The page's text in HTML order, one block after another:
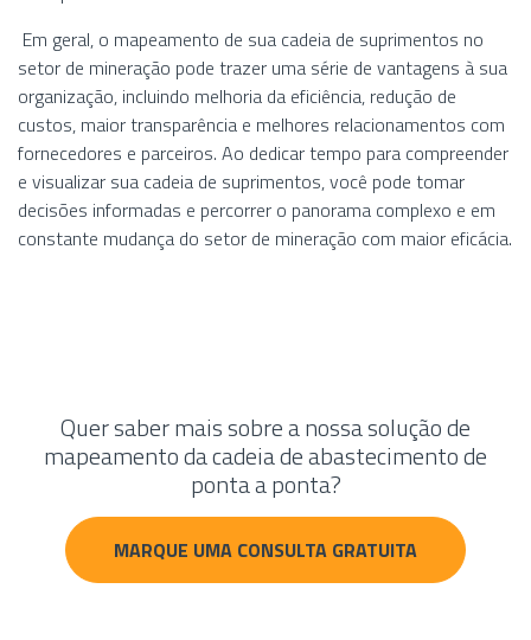
Em geral, o mapeamento de sua cadeia de suprimentos no
setor de mineração pode trazer uma série de vantagens à sua
organização, incluindo melhoria da eficiência, redução de
custos, maior transparência e melhores relacionamentos com
fornecedores e parceiros. Ao dedicar tempo para compreender
e visualizar sua cadeia de suprimentos, você pode tomar
decisões informadas e percorrer o panorama complexo e em
constante mudança do setor de mineração com maior eficácia.
Quer saber mais sobre a nossa solução de
mapeamento da cadeia de abastecimento de
ponta a ponta?
MARQUE UMA CONSULTA GRATUITA